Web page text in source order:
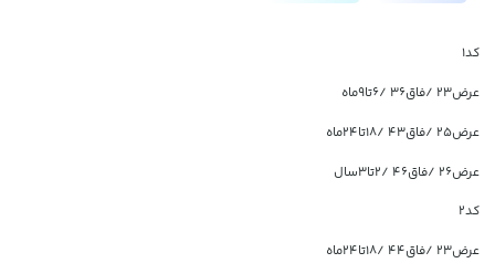
کد1
عرض۲۳ /فاق۳۶ /۶تا۹ماه
عرض۲۵ /فاق۴۳ /۱۸تا۲۴ماه
عرض۲۶ /فاق۴۶ /۲تا۳سال
کد2
عرض۲۳ /فاق۴۴ /۱۸تا۲۴ماه